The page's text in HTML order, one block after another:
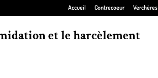
Accueil Contrecoeur Verchères
et le harcèlement